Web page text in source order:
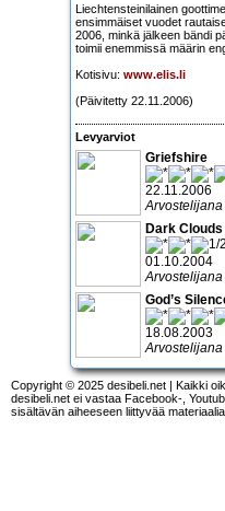
Liechtensteinilainen
ensimmäiset vuodet
2006, minkä jälkeen bändi
toimii enemmissä määrin
Kotisivu: www.elis.li
(Päivitetty 22.11.2006)
Levyarviot
Griefshire
22.11.2006
Dark
01.10.2004
God’s
18.08.2003
Copyright © 2025 desibeli.net | Kaikki
desibeli.net ei vastaa Facebook-,
sisältävän aiheeseen liittyvää materiaalia.